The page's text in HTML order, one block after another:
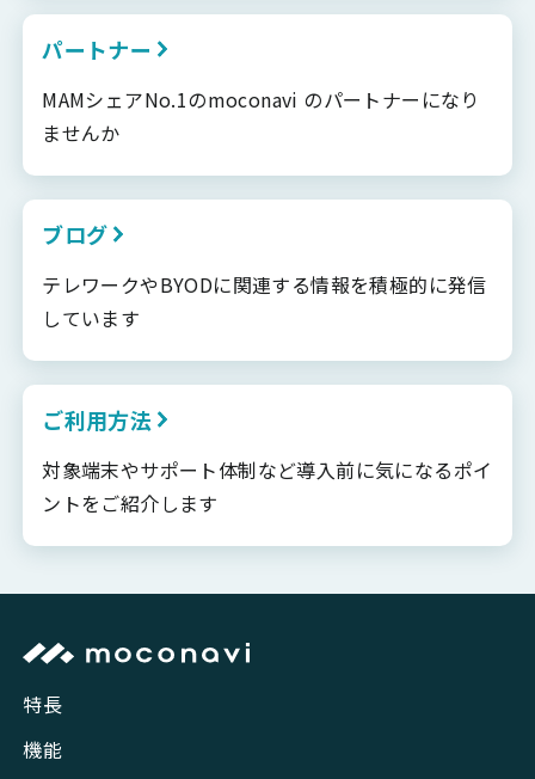
パートナー
MAMシェアNo.1のmoconavi のパートナーになり
ませんか
ブログ
テレワークやBYODに関連する情報を積極的に発信
しています
ご利用方法
対象端末やサポート体制など導入前に気になるポイ
ントをご紹介します
特長
機能